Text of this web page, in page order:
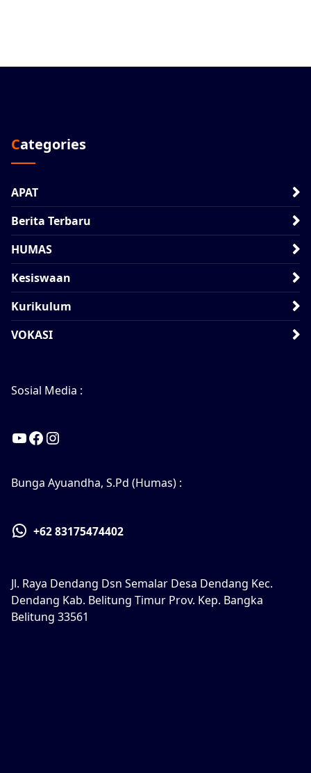
Categories
APAT
Berita Terbaru
HUMAS
Kesiswaan
Kurikulum
VOKASI
Sosial Media :
YouTube
Facebook
Bunga Ayuandha, S.Pd (Humas) :
+62 83175474402
Jl. Raya Dendang Dsn Semalar Desa Dendang Kec.
Dendang Kab. Belitung Timur Prov. Kep. Bangka
Belitung 33561